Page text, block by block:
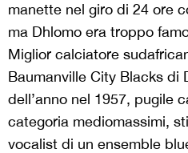
manette nel giro di 24 ore
ma Dhlomo era troppo
Miglior calciatore
Baumanville City Blacks di
dell’anno nel 1957, pugile
categoria mediomassimi,
vocalist di un ensemble